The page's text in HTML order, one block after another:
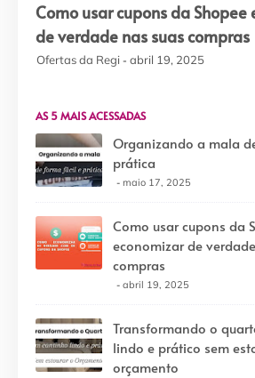
Como usar cupons da Shopee
de verdade nas suas compras
Ofertas da Regi abril 19, 2025
AS 5 MAIS ACESSADAS
Organizando a mala
prática
maio 17, 2025
Como usar cupons da
economizar de
compras
abril 19, 2025
Transformando o
lindo e prático sem
orçamento